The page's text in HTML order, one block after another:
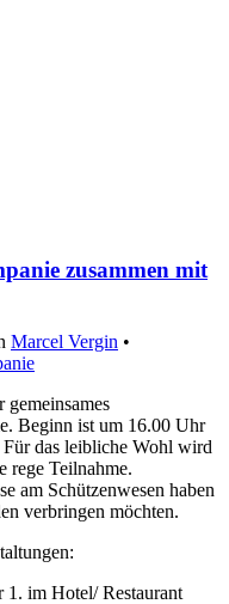
zusammen mit
Marcel Vergin •
Beginn ist um 16.00 Uhr
Für das leibliche Wohl wird
rege Teilnahme.
am Schützenwesen haben
verbringen möchten.
1. im Hotel/ Restaurant